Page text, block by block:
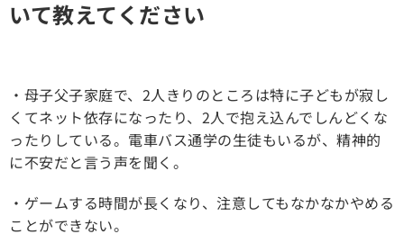
いて教えてください
・母子父子家庭で、2人きりのところは特に子どもが寂し
くてネット依存になったり、2人で抱え込んでしんどくな
ったりしている。電車バス通学の生徒もいるが、精神的
に不安だと言う声を聞く。
・ゲームする時間が長くなり、注意してもなかなかやめる
ことができない。